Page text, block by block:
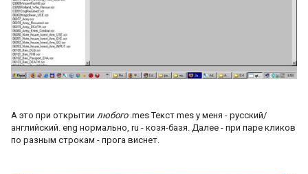
А это при открытии любого.mes Текст mes у меня - русский/
английский. eng нормально, ru - козя-базя. Далее - при паре кликов
по разным строкам - прога виснет.